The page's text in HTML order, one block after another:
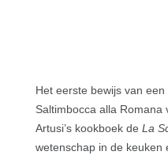
Het eerste bewijs van
Saltimbocca alla Romana
Artusi’s kookboek de La
wetenschap in de keuken